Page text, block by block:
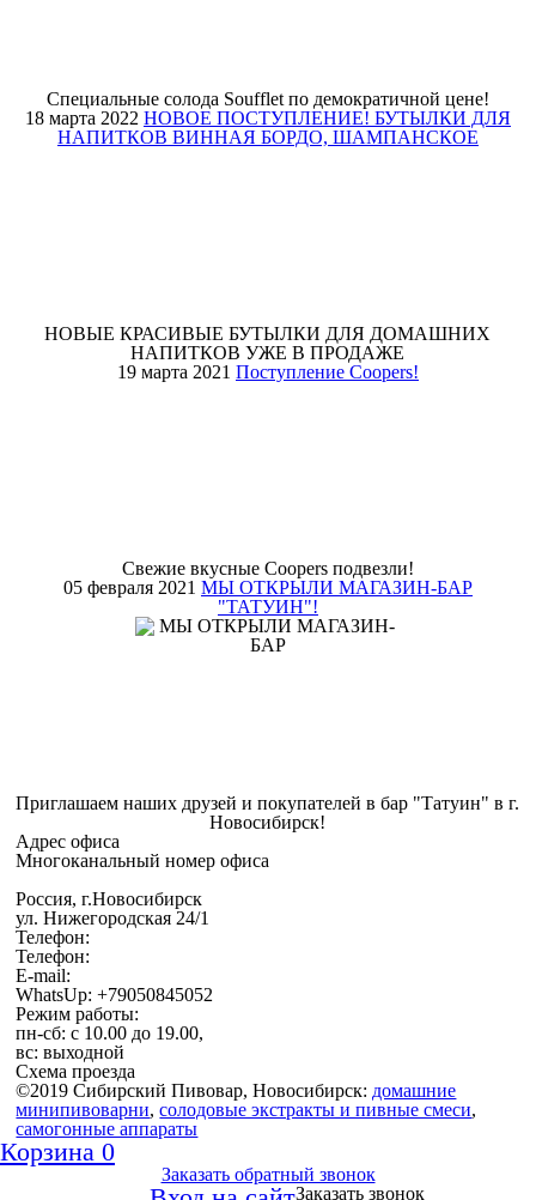
Специальные солода Soufflet по демократичной цене!
18 марта 2022 НОВОЕ ПОСТУПЛЕНИЕ! БУТЫЛКИ ДЛЯ
НАПИТКОВ ВИННАЯ БОРДО, ШАМПАНСКОЕ
НОВЫЕ КРАСИВЫЕ БУТЫЛКИ ДЛЯ ДОМАШНИХ
НАПИТКОВ УЖЕ В ПРОДАЖЕ
19 марта 2021 Поступление Coopers!
Свежие вкусные Coopers подвезли!
05 февраля 2021 МЫ ОТКРЫЛИ МАГАЗИН-БАР
"ТАТУИН"!
Приглашаем наших друзей и покупателей в бар "Татуин" в г.
Новосибирск!
Адрес офиса
Многоканальный номер офиса
Россия, г.Новосибирск
ул. Нижегородская 24/1
Телефон:
Телефон:
E-mail:
WhatsUp: +79050845052
Режим работы:
пн-сб: с 10.00 до 19.00,
вс: выходной
Схема проезда
©2019 Сибирский Пивовар, Новосибирск:домашние
минипивоварни,cолодовые экстракты и пивные смеси,
самогонные аппараты
Корзина 0
Заказать обратный звонок
Заказать звонок